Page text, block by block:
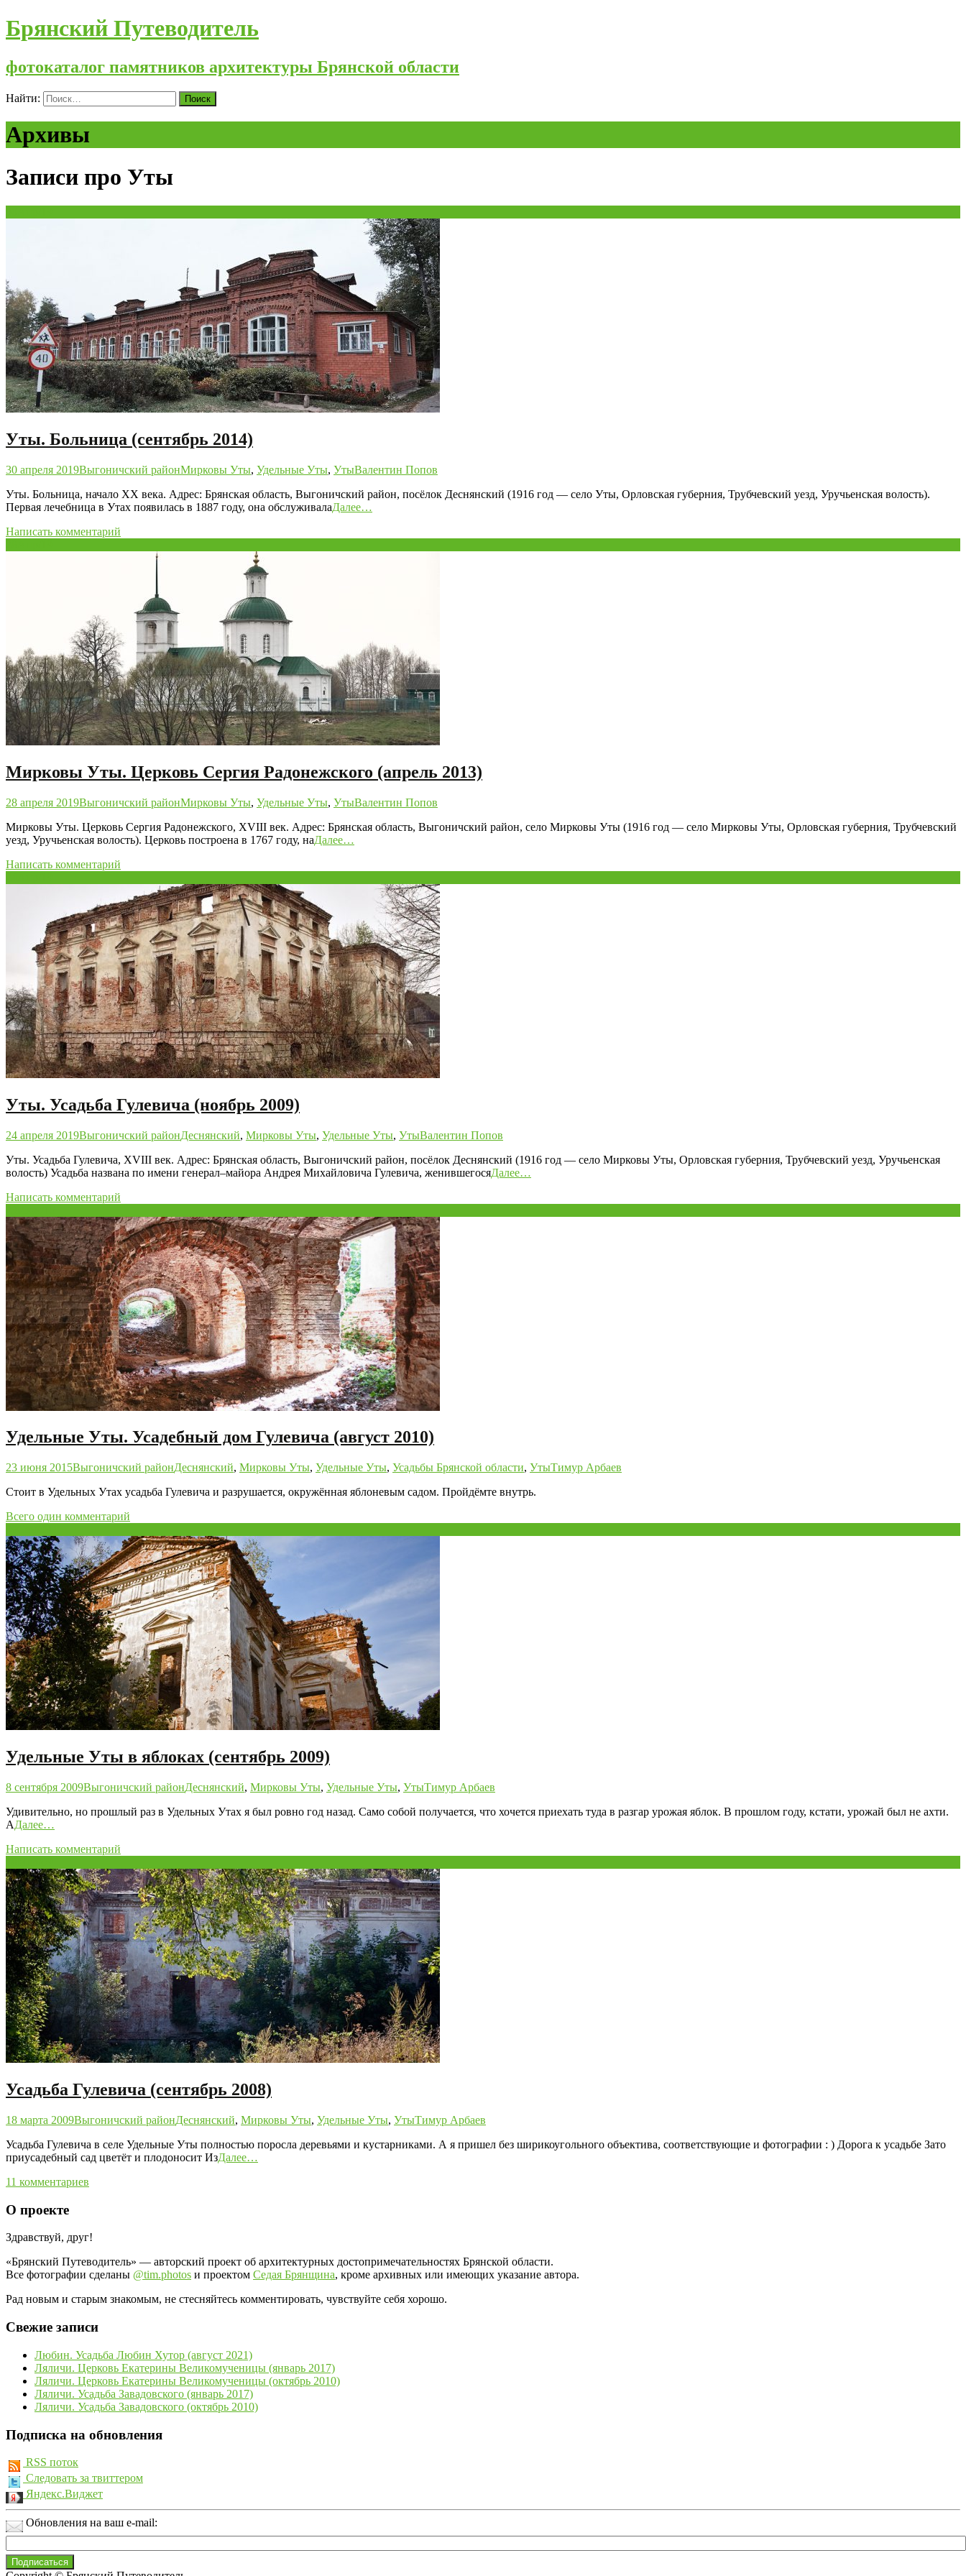
Брянский Путеводитель
фотокаталог памятников архитектуры Брянской области
Найти:
Архивы
Записи про Уты
Уты. Больница (сентябрь 2014)
30 апреля 2019Выгоничский районМирковы Уты, Удельные Уты, УтыВалентин Попов
Уты. Больница, начало XX века. Адрес: Брянская область, Выгоничский район, посёлок Деснянский (1916 год — село Уты, Орловская губерния, Трубчевский уезд, Уручьенская волость).
Первая лечебница в Утах появилась в 1887 году, она обслуживалаДалее…
Написать комментарий
Мирковы Уты. Церковь Сергия Радонежского (апрель 2013)
28 апреля 2019Выгоничский районМирковы Уты, Удельные Уты, УтыВалентин Попов
Мирковы Уты. Церковь Сергия Радонежского, XVIII век. Адрес: Брянская область, Выгоничский район, село Мирковы Уты (1916 год — село Мирковы Уты, Орловская губерния, Трубчевский
уезд, Уручьенская волость). Церковь построена в 1767 году, наДалее…
Написать комментарий
Уты. Усадьба Гулевича (ноябрь 2009)
24 апреля 2019Выгоничский районДеснянский, Мирковы Уты, Удельные Уты, УтыВалентин Попов
Уты. Усадьба Гулевича, XVIII век. Адрес: Брянская область, Выгоничский район, посёлок Деснянский (1916 год — село Мирковы Уты, Орловская губерния, Трубчевский уезд, Уручьенская
волость) Усадьба названа по имени генерал–майора Андрея Михайловича Гулевича, женившегосяДалее…
Написать комментарий
Удельные Уты. Усадебный дом Гулевича (август 2010)
23 июня 2015Выгоничский районДеснянский, Мирковы Уты, Удельные Уты, Усадьбы Брянской области, УтыТимур Арбаев
Стоит в Удельных Утах усадьба Гулевича и разрушается, окружённая яблоневым садом. Пройдёмте внутрь.
Всего один комментарий
Удельные Уты в яблоках (сентябрь 2009)
8 сентября 2009Выгоничский районДеснянский, Мирковы Уты, Удельные Уты, УтыТимур Арбаев
Удивительно, но прошлый раз в Удельных Утах я был ровно год назад. Само собой получается, что хочется приехать туда в разгар урожая яблок. В прошлом году, кстати, урожай был не ахти.
АДалее…
Написать комментарий
Усадьба Гулевича (сентябрь 2008)
18 марта 2009Выгоничский районДеснянский, Мирковы Уты, Удельные Уты, УтыТимур Арбаев
Усадьба Гулевича в селе Удельные Уты полностью поросла деревьями и кустарниками. А я пришел без ширикоугольного объектива, соответствующие и фотографии : ) Дорога к усадьбе Зато
приусадебный сад цветёт и плодоносит ИзДалее…
11 комментариев
О проекте
Здравствуй, друг!
«Брянский Путеводитель» — авторский проект об архитектурных достопримечательностях Брянской области.
Все фотографии сделаны @tim.photos и проектом Седая Брянщина, кроме архивных или имеющих указание автора.
Рад новым и старым знакомым, не стесняйтесь комментировать, чувствуйте себя хорошо.
Свежие записи
Любин. Усадьба Любин Хутор (август 2021)
Ляличи. Церковь Екатерины Великомученицы (январь 2017)
Ляличи. Церковь Екатерины Великомученицы (октябрь 2010)
Ляличи. Усадьба Завадовского (январь 2017)
Ляличи. Усадьба Завадовского (октябрь 2010)
Подписка на обновления
RSS поток
Следовать за твиттером
Яндекс.Виджет
Обновления на ваш e-mail: